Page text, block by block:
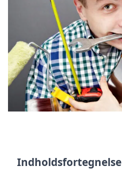
Indholdsfortegnelse